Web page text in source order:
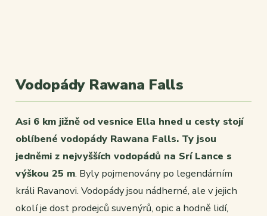
Vodopády Rawana Falls
Asi 6 km jižně od vesnice Ella hned u cesty stojí
oblíbené vodopády Rawana Falls. Ty jsou
jedněmi z nejvyšších vodopádů na Srí Lance s
výškou 25 m. Byly pojmenovány po legendárním
králi Ravanovi. Vodopády jsou nádherné, ale v jejich
okolí je dost prodejců suvenýrů, opic a hodně lidí,